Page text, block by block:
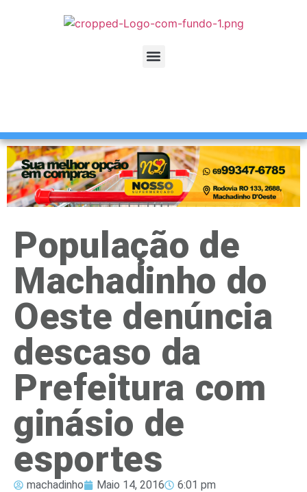
População de
Machadinho do
Oeste denúncia
descaso da
Prefeitura com
ginásio de
esportes
machadinho Maio 14, 2016 6:01 pm